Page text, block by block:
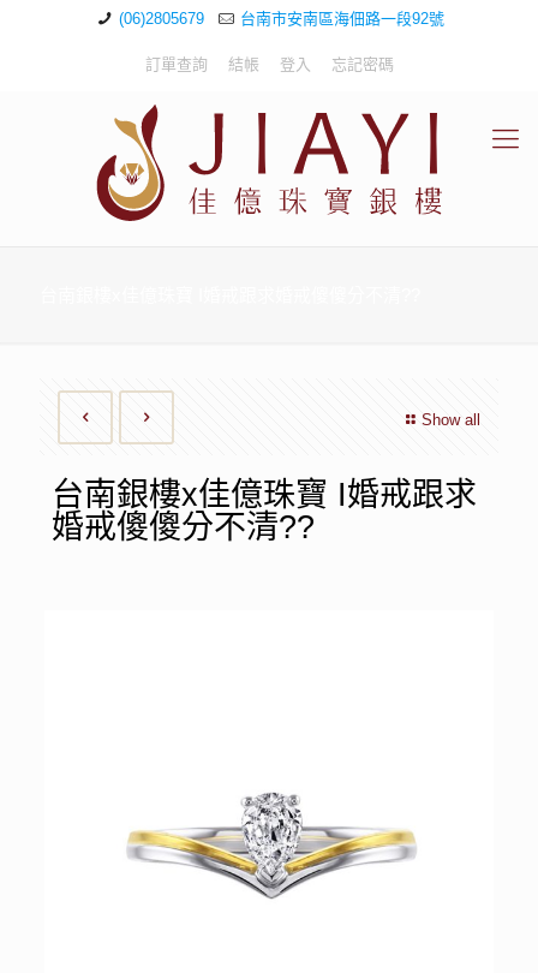
(06)2805679 台南市安南區海佃路一段92號
訂單查詢 結帳 登入 忘記密碼
Show all
台南銀樓x佳億珠寶 I婚戒跟求
婚戒傻傻分不清??